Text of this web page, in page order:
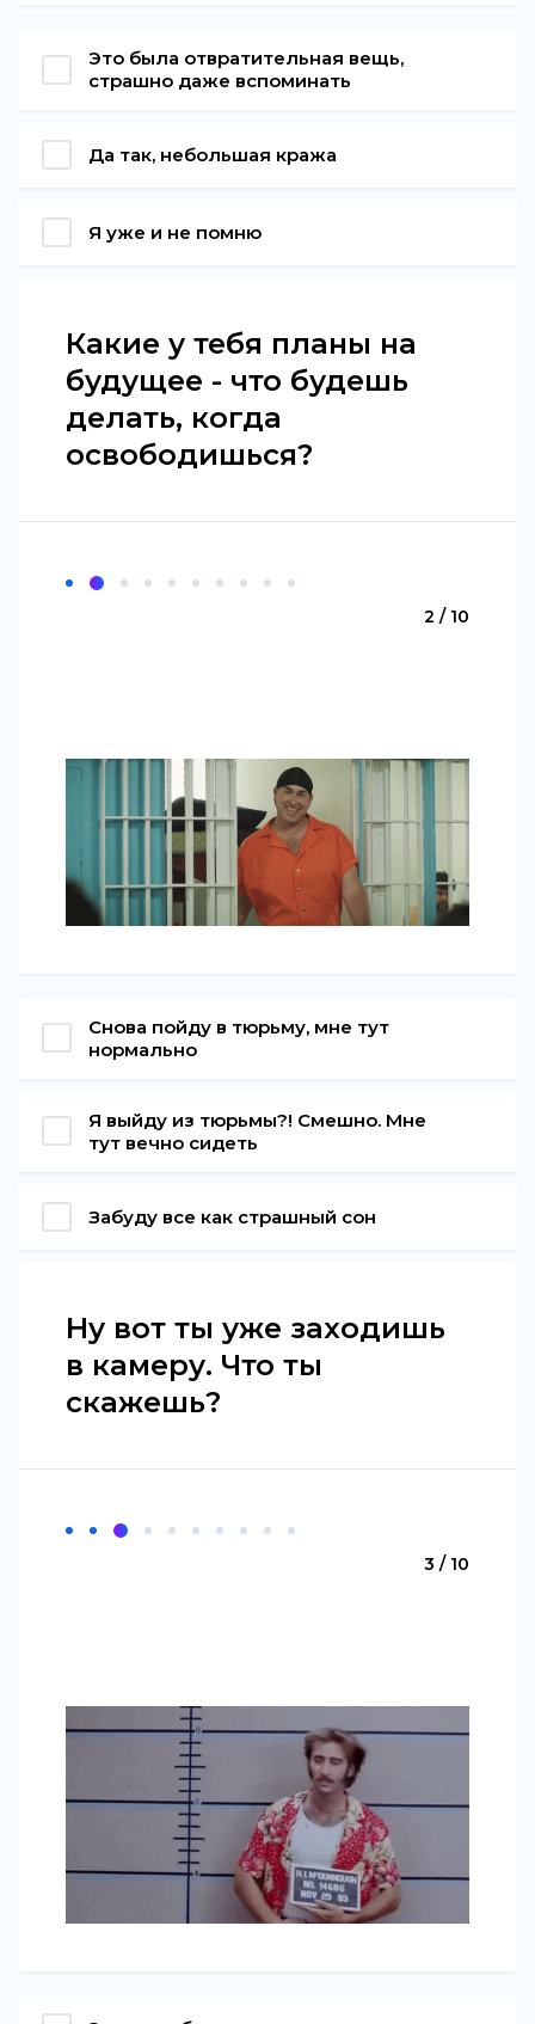
Это была отвратительная вещь,
страшно даже вспоминать
Да так, небольшая кража
Я уже и не помню
Какие у тебя планы на
будущее - что будешь
делать, когда
освободишься?
2 / 10
Снова пойду в тюрьму, мне тут
нормально
Я выйду из тюрьмы?! Смешно. Мне
тут вечно сидеть
Забуду все как страшный сон
Ну вот ты уже заходишь
в камеру. Что ты
скажешь?
3 / 10